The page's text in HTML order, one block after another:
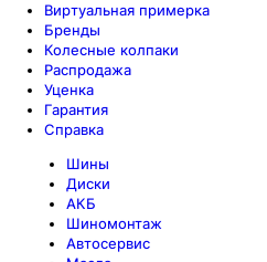
Виртуальная примерка
Бренды
Колесные колпаки
Распродажа
Уценка
Гарантия
Справка
Шины
Диски
АКБ
Шиномонтаж
Автосервис